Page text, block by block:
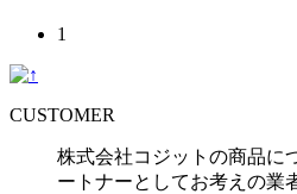
1
CUSTOMER
株式会社コジットの商品に
ートナーとしてお考えの業